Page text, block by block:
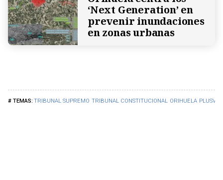
TRIBUNAL SUPREMO TRIBUNAL CONSTITUCIONAL ORIHUELA
‘Next Generation’ en
prevenir inundaciones
en zonas urbanas